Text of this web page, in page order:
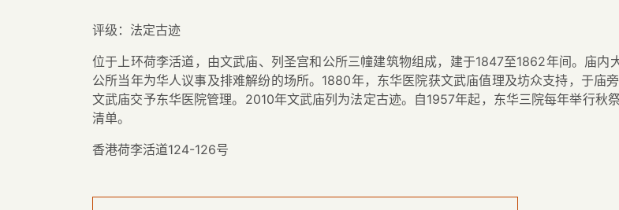
评级：法定古迹
位于上环荷李活道，由文武庙、列圣宫和公所三幢建筑物组成，建于1847至1862年间。庙内
公所当年为华人议事及排难解纷的场所。1880年，东华医院获文武庙值理及坊众支持，于庙
文武庙交予东华医院管理。2010年文武庙列为法定古迹。自1957年起，东华三院每年举行秋
清单。
香港荷李活道124-126号